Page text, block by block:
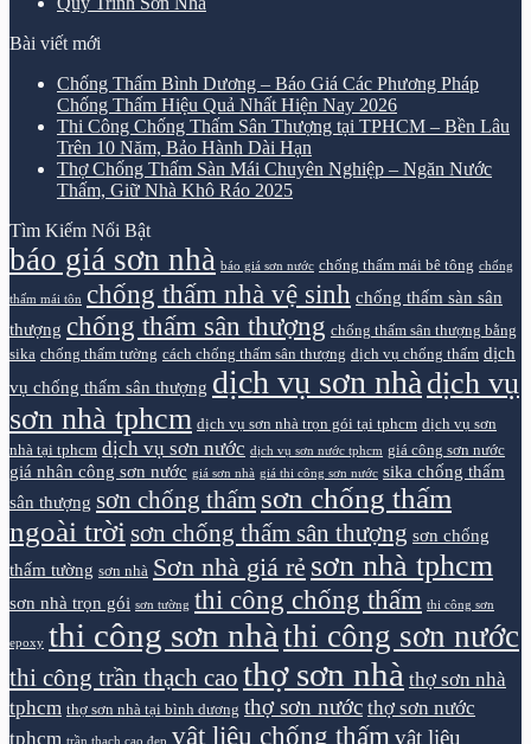
Bài viết mới
Chống Thấm Bình Dương – Báo Giá Các Phương Pháp
Chống Thấm Hiệu Quả Nhất Hiện Nay 2026
Thi Công Chống Thấm Sân Thượng tại TPHCM – Bền Lâu
Trên 10 Năm, Bảo Hành Dài Hạn
Thợ Chống Thấm Sàn Mái Chuyên Nghiệp – Ngăn Nước
Thấm, Giữ Nhà Khô Ráo 2025
Tìm Kiếm Nổi Bật
báo giá sơn nhà báo giá sơn nước chống thấm mái bê tông chống
thấm mái tôn chống thấm nhà vệ sinh chống thấm sàn sân
thượng chống thấm sân thượng chống thấm sân thượng bằng
sika chống thấm tường cách chống thấm sân thượng dịch vụ chống thấm dịch
vụ chống thấm sân thượng dịch vụ sơn nhà dịch vụ
sơn nhà tphcm dịch vụ sơn nhà trọn gói tại tphcm dịch vụ sơn
nhà tại tphcm dịch vụ sơn nước dịch vụ sơn nước tphcm giá công sơn nước
giá nhân công sơn nước giá sơn nhà giá thi công sơn nước sika chống thấm
sân thượng sơn chống thấm sơn chống thấm
ngoài trời sơn chống thấm sân thượng sơn chống
thấm tường sơn nhà Sơn nhà giá rẻ sơn nhà tphcm
sơn nhà trọn gói sơn tường thi công chống thấm thi công sơn
epoxy thi công sơn nhà thi công sơn nước
thi công trần thạch cao thợ sơn nhà thợ sơn nhà
tphcm thợ sơn nhà tại bình dương thợ sơn nước thợ sơn nước
tphcm trần thạch cao đẹp vật liệu chống thấm vật liệu